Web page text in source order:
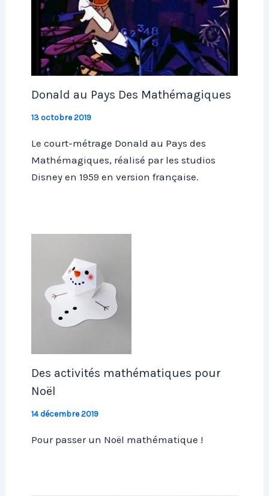
Donald au Pays Des Mathémagiques
13 octobre 2019
Le court-métrage Donald au Pays des
Mathémagiques, réalisé par les studios
Disney en 1959 en version française.
Des activités mathématiques pour
Noël
14 décembre 2019
Pour passer un Noël mathématique !